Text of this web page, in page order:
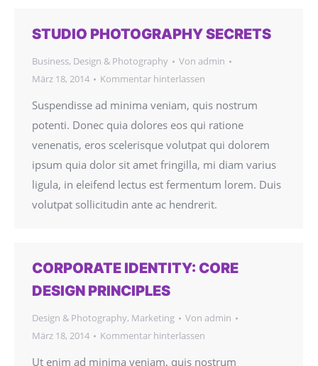
STUDIO PHOTOGRAPHY SECRETS
Business, Design & Photography Von admin
März 18, 2014
Kommentar hinterlassen
Suspendisse ad minima veniam, quis nostrum
potenti. Donec quia dolores eos qui ratione
venenatis, eros scelerisque volutpat qui dolorem
ipsum quia dolor sit amet fringilla, mi diam varius
ligula, in eleifend lectus est fermentum lorem. Duis
volutpat sollicitudin ante ac hendrerit.
CORPORATE IDENTITY: CORE
DESIGN PRINCIPLES
Design & Photography, Marketing Von admin
März 18, 2014
Kommentar hinterlassen
Ut enim ad minima veniam, quis nostrum